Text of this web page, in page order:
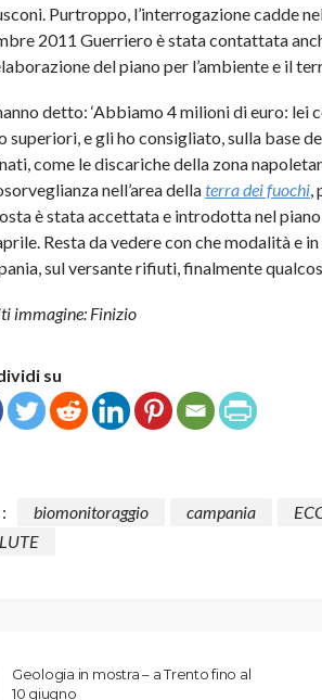
Purtroppo, l’interrogazione cadde
2011 Guerriero è stata contattata
del piano per l’ambiente e il
detto: ‘Abbiamo 4 milioni di euro: lei
superiori, e gli ho consigliato, sulla base
come le discariche della zona
nell’area dellaterra dei fuochi,
è stata accettata e introdotta nel
Resta da vedere con che modalità e
sul versante rifiuti, finalmente
immagine: Finizio
su
biomonitoraggio campania
Geologia in mostra – a Trento fino al
10 giugno